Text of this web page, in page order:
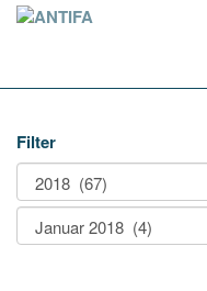
Filter